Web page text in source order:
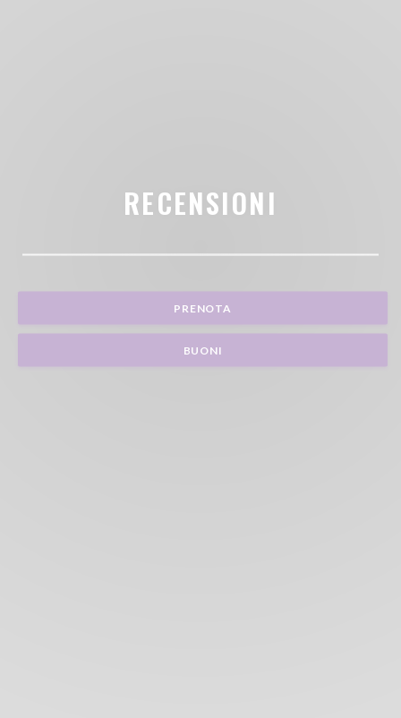
RECENSIONI
PRENOTA
BUONI